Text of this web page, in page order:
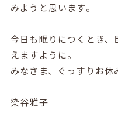
みようと思います。
今日も眠りにつくとき、
えますように。
みなさま、ぐっすりお休
染谷雅子